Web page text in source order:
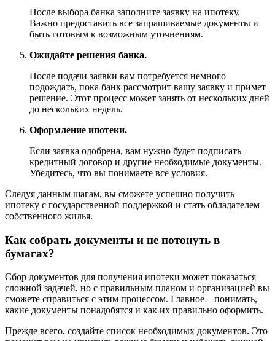
После выбора банка заполните заявку на ипотеку.
Важно предоставить все запрашиваемые документы и
быть готовым к возможным уточнениям.
Ожидайте решения банка.
После подачи заявки вам потребуется немного
подождать, пока банк рассмотрит вашу заявку и примет
решение. Этот процесс может занять от нескольких дней
до нескольких недель.
Оформление ипотеки.
Если заявка одобрена, вам нужно будет подписать
кредитный договор и другие необходимые документы.
Убедитесь, что вы понимаете все условия.
Следуя данным шагам, вы сможете успешно получить
ипотеку с государственной поддержкой и стать обладателем
собственного жилья.
Как собрать документы и не потонуть в
бумагах?
Сбор документов для получения ипотеки может показаться
сложной задачей, но с правильным планом и организацией вы
сможете справиться с этим процессом. Главное – понимать,
какие документы понадобятся и как их правильно оформить.
Прежде всего, создайте список необходимых документов. Это